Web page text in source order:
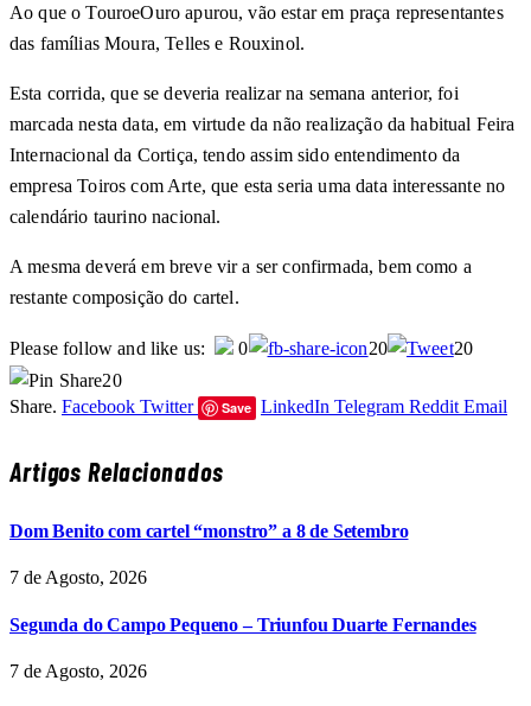
Ao que o TouroeOuro apurou, vão estar em praça representantes
das famílias Moura, Telles e Rouxinol.
Esta corrida, que se deveria realizar na semana anterior, foi
marcada nesta data, em virtude da não realização da habitual Feira
Internacional da Cortiça, tendo assim sido entendimento da
empresa Toiros com Arte, que esta seria uma data interessante no
calendário taurino nacional.
A mesma deverá em breve vir a ser confirmada, bem como a
restante composição do cartel.
Please follow and like us: 0 20
20
20
Share. Facebook Twitter Save LinkedIn Telegram Reddit Email
Artigos Relacionados
Dom Benito com cartel “monstro” a 8 de Setembro
7 de Agosto, 2026
Segunda do Campo Pequeno – Triunfou Duarte Fernandes
7 de Agosto, 2026